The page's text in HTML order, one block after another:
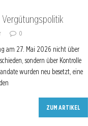
Vergütungspolitik
0
am 27. Mai 2026 nicht über
sondern über Kontrolle
wurden neu besetzt, eine
ZUM ARTIKEL